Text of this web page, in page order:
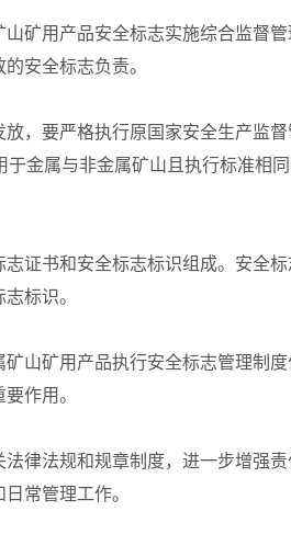
用产品安全标志实施综合监督
安全标志负责。
要严格执行原国家安全生产监
金属与非金属矿山且执行标准
书和安全标志标识组成。安全标
标识。
矿用产品执行安全标志管理制
作用。
法规和规章制度，进一步增强
常管理工作。